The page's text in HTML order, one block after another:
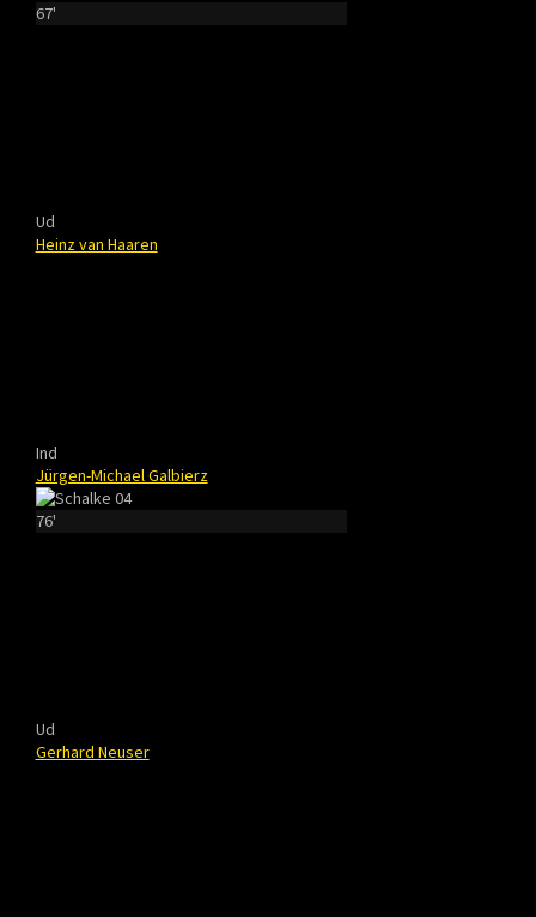
67'
Ud
Heinz van Haaren
Ind
Jürgen-Michael Galbierz
76'
Ud
Gerhard Neuser